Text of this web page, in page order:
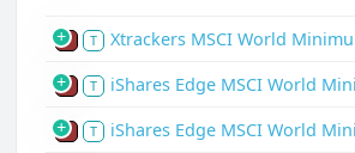
P T Xtrackers MSCI World
P T iShares Edge MSCI World
P T iShares Edge MSCI World